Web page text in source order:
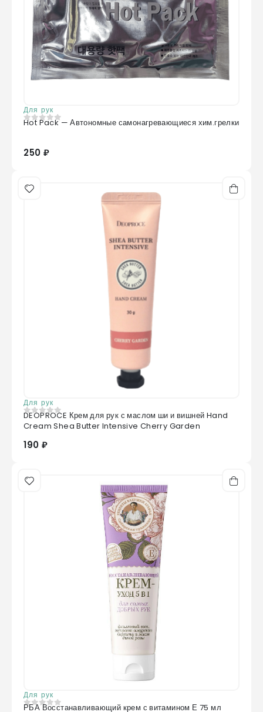
Для рук
0из 5
Hot Pack — Автономные самонагревающиеся хим.грелки
250 ₽
Для рук
0из 5
DEOPROCE Крем для рук с маслом ши и вишней Hand
Cream Shea Butter Intensive Cherry Garden
190 ₽
Для рук
РБА Восстанавливающий крем с витамином Е 75 мл